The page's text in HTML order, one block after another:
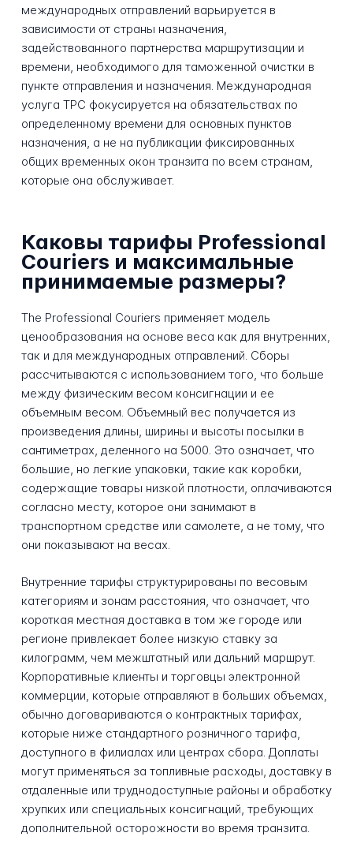
международных отправлений варьируется в
зависимости от страны назначения,
задействованного партнерства маршрутизации и
времени, необходимого для таможенной очистки в
пункте отправления и назначения. Международная
услуга TPC фокусируется на обязательствах по
определенному времени для основных пунктов
назначения, а не на публикации фиксированных
общих временных окон транзита по всем странам,
которые она обслуживает.
Каковы тарифы Professional
Couriers и максимальные
принимаемые размеры?
The Professional Couriers применяет модель
ценообразования на основе веса как для внутренних,
так и для международных отправлений. Сборы
рассчитываются с использованием того, что больше
между физическим весом консигнации и ее
объемным весом. Объемный вес получается из
произведения длины, ширины и высоты посылки в
сантиметрах, деленного на 5000. Это означает, что
большие, но легкие упаковки, такие как коробки,
содержащие товары низкой плотности, оплачиваются
согласно месту, которое они занимают в
транспортном средстве или самолете, а не тому, что
они показывают на весах.
Внутренние тарифы структурированы по весовым
категориям и зонам расстояния, что означает, что
короткая местная доставка в том же городе или
регионе привлекает более низкую ставку за
килограмм, чем межштатный или дальний маршрут.
Корпоративные клиенты и торговцы электронной
коммерции, которые отправляют в больших объемах,
обычно договариваются о контрактных тарифах,
которые ниже стандартного розничного тарифа,
доступного в филиалах или центрах сбора. Доплаты
могут применяться за топливные расходы, доставку в
отдаленные или труднодоступные районы и обработку
хрупких или специальных консигнаций, требующих
дополнительной осторожности во время транзита.